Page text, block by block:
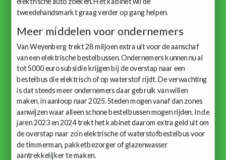
tweedehandsmarkt graag verder op gang helpen.
Meer middelen voor ondernemers
Van Weyenberg trekt 28 miljoen extra uit voor de aanschaf
van een elektrische bestelbussen. Ondernemers kunnen nu al
tot 5000 euro subsidie krijgen bij de overstap naar een
bestelbus die elektrisch of op waterstof rijdt. De verwachting
is dat steeds meer ondernemers daar gebruik van willen
maken, in aanloop naar 2025. Steden mogen vanaf dan zones
aanwijzen waar alleen schone bestelbussen mogen rijden. In de
jaren 2023 en 2024 trekt het kabinet daarom extra geld uit om
de overstap naar zo’n elektrische of waterstofbestelbus voor
de timmerman, pakketbezorger of glazenwasser
aantrekkelijker te maken.